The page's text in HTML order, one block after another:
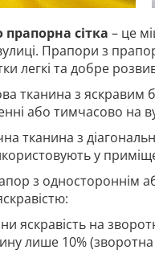
сітка – це
Прапори з
легкі та добре
тканина з яскравим
або тимчасово на
тканина з
у
з одностороннім
яскравість на
лише 10%